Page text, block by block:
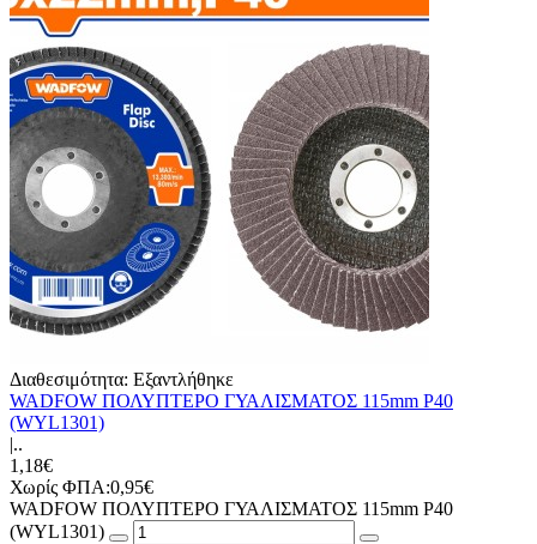
Διαθεσιμότητα: Εξαντλήθηκε
WADFOW ΠΟΛΥΠΤΕΡΟ ΓΥΑΛΙΣΜΑΤΟΣ 115mm Ρ40
(WYL1301)
|..
1,18€
Χωρίς ΦΠΑ:0,95€
WADFOW ΠΟΛΥΠΤΕΡΟ ΓΥΑΛΙΣΜΑΤΟΣ 115mm Ρ40
(WYL1301)